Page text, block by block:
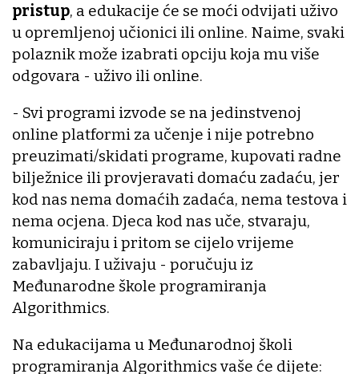
pristup, a edukacije će se moći odvijati uživo
u opremljenoj učionici ili online. Naime, svaki
polaznik može izabrati opciju koja mu više
odgovara - uživo ili online.
- Svi programi izvode se na jedinstvenoj
online platformi za učenje i nije potrebno
preuzimati/skidati programe, kupovati radne
bilježnice ili provjeravati domaću zadaću, jer
kod nas nema domaćih zadaća, nema testova i
nema ocjena. Djeca kod nas uče, stvaraju,
komuniciraju i pritom se cijelo vrijeme
zabavljaju. I uživaju - poručuju iz
Međunarodne škole programiranja
Algorithmics.
Na edukacijama u Međunarodnoj školi
programiranja Algorithmics vaše će dijete: